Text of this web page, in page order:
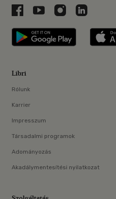
Libri a Facebookon
Libri a Youtube-on
Libri azLibri a
Libri
Libri
Rólunk
Karrier
Impresszum
Társadalmi programok
Adományozás
Akadálymentesítési nyilatkozat